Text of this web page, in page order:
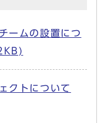
ームの設置につ
クトについて